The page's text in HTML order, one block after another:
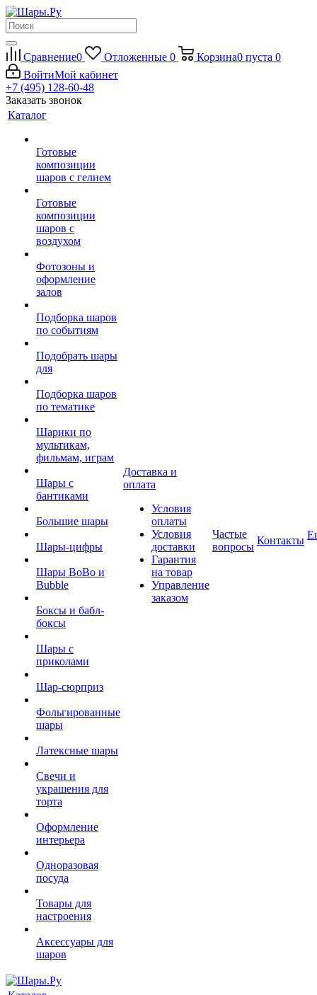
Сравнение0 Отложенные 0 Корзина0 пуста 0
ВойтиМой кабинет
+7 (495) 128-60-48
Заказать звонок
Каталог
Готовые
композиции
шаров с гелием
Готовые
композиции
шаров с
воздухом
Фотозоны и
оформление
залов
Подборка шаров
по событиям
Подобрать шары
для
Подборка шаров
по тематике
Шарики по
мультикам,
фильмам, играм
Шары с
бантиками
Большие шары
Шары-цифры
Шары BoBo и
Bubble
Боксы и бабл-
боксы
Шары с
приколами
Шар-сюрприз
Фольгированные
шары
Латексные шары
Свечи и
украшения для
торта
Оформление
интерьера
Одноразовая
посуда
Товары для
настроения
Аксессуары для
шаров
Доставка и
оплата
Условия
оплаты
Условия
доставки
Гарантия
на товар
Управление
заказом
Частые
вопросы
Контакты